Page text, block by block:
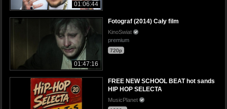
01:06:44
01:47:16
Fotograf (2014) Cały film
KinoSwiat
premium
720p
FREE NEW SCHOOL BEAT hot sands
HIP HOP SELECTA
MusicPlanet